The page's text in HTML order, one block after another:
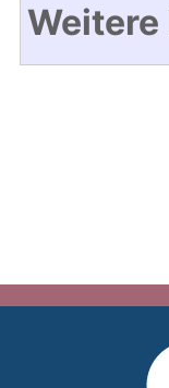
Weitere